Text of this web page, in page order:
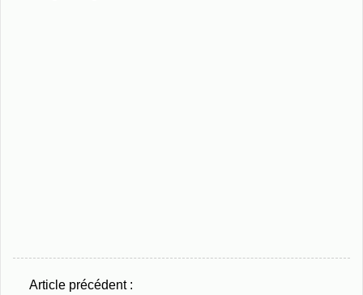
Article précédent :